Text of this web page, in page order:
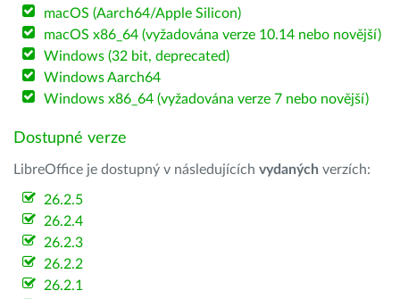
macOS (Aarch64/Apple Silicon)
macOS x86_64 (vyžadována verze 10.14 nebo novější)
Windows (32 bit, deprecated)
Windows Aarch64
Windows x86_64 (vyžadována verze 7 nebo novější)
Dostupné verze
LibreOffice je dostupný v následujících vydaných verzích:
26.2.5
26.2.4
26.2.3
26.2.2
26.2.1